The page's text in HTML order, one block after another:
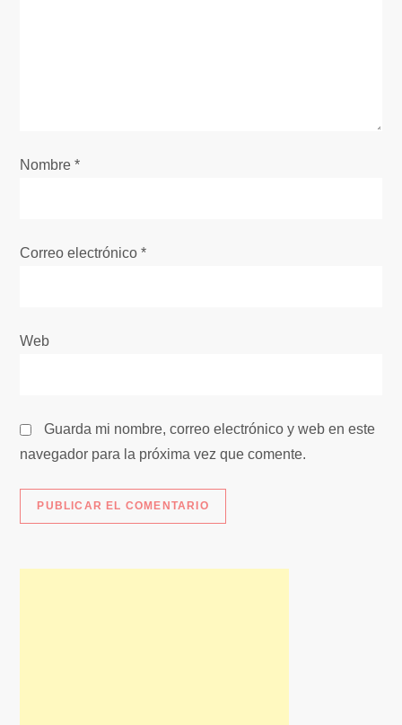
n
r
Nombre*
Correo electrónico*
Web
Guarda mi nombre, correo electrónico y web en este
navegador para la próxima vez que comente.